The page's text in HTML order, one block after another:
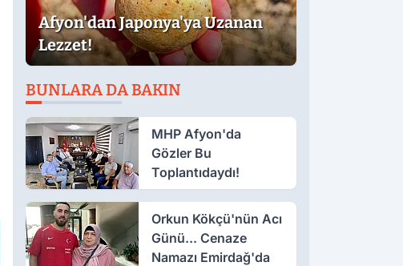
Afyon'dan Japonya'ya Uzanan
Lezzet!
BUNLARA DA BAKIN
MHP Afyon'da
Gözler Bu
Toplantıdaydı!
Orkun Kökçü'nün Acı
Günü... Cenaze
Namazı Emirdağ'da